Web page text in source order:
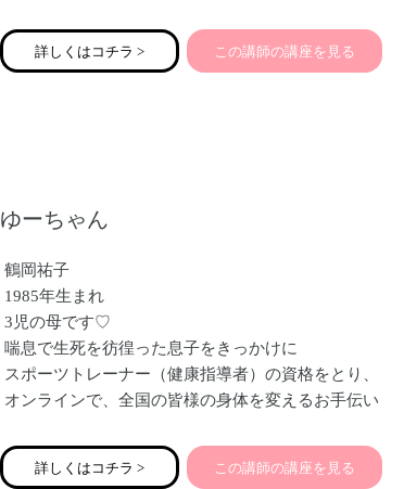
ご縁ナビゲーター結婚相談所Ring oN〜人生まるご
とプロデュースも営んでいます。
詳しくはコチラ > この講師の講座を見る
ゆーちゃん
鶴岡祐子
1985年生まれ
3児の母です♡
喘息で生死を彷徨った息子をきっかけに
スポーツトレーナー（健康指導者）の資格をとり、
オンラインで、全国の皆様の身体を変えるお手伝い
痩せて、くびれができた！
尿もれがなくなった！
詳しくはコチラ > この講師の講座を見る